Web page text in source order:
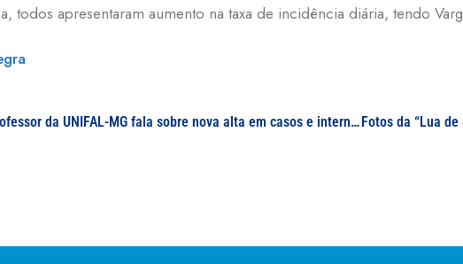
todos apresentaram aumento na taxa de incidência diária, tendo
Em mídia da região, professor da UNIFAL-MG fala sobre nova alta em casos e internações por covid-19 no Sul de Minas